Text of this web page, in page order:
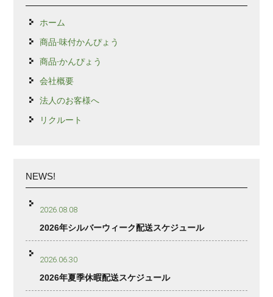
ホーム
商品-味付かんぴょう
商品-かんぴょう
会社概要
法人のお客様へ
リクルート
NEWS!
2026.08.08
2026年シルバーウィーク配送スケジュール
2026.06.30
2026年夏季休暇配送スケジュール